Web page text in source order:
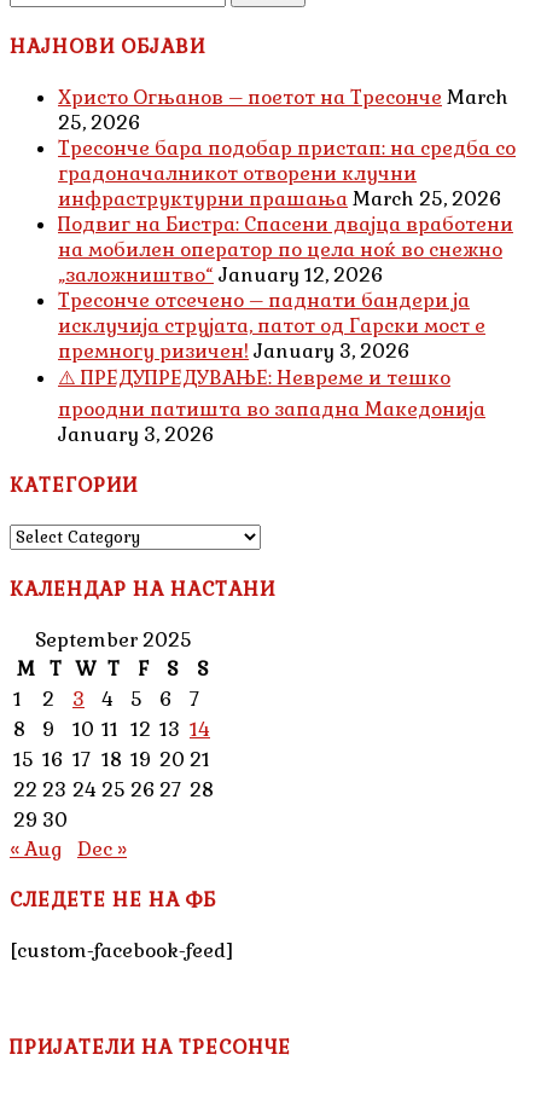
НАЈНОВИ ОБЈАВИ
Христо Огњанов – поетот на Тресонче March
25, 2026
Тресонче бара подобар пристап: на средба со
градоначалникот отворени клучни
инфраструктурни прашањаMarch 25, 2026
Подвиг на Бистра: Спасени двајца вработени
на мобилен оператор по цела ноќ во снежно
„заложништво“ January 12, 2026
Тресонче отсечено – паднати бандери ја
исклучија струјата, патот од Гарски мост е
премногу ризичен! January 3, 2026
⚠️ ПРЕДУПРЕДУВАЊЕ: Невреме и тешко
проодни патишта во западна Македонија
January 3, 2026
КАТЕГОРИИ
КАТЕГОРИИ
КАЛЕНДАР НА НАСТАНИ
September 2025
M T W T F S
S
1
2 3 4 5 6
7
8
9 10 11 12 13 14
15 16 17 18 19 20 21
22 23 24 25 26 27 28
29 30
« Aug
Dec »
СЛЕДЕТЕ НЕ НА ФБ
[custom-facebook-feed]
ПРИЈАТЕЛИ НА ТРЕСОНЧЕ